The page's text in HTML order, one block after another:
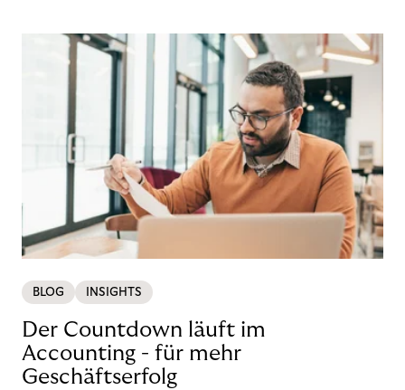
BLOG INSIGHTS
Der Countdown läuft im
Accounting - für mehr
Geschäftserfolg